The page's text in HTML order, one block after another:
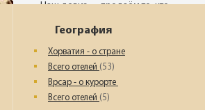
Наш девиз – «продаём то, что
менеджеры проводят
регулярные инспекции отелей,
посещают семинары и
рекламные туры.
География
Хорватия - о стране
Всего отелей (53)
Врсар - о курорте
Всего отелей (5)